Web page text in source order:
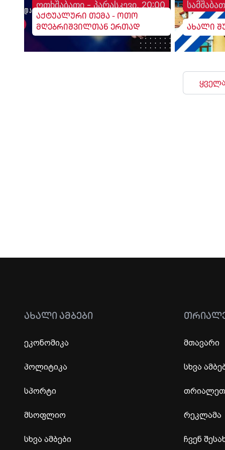
ოთხშაბათი - პარასკევი, 20:00
აქტუალური თემა - ოთო
მღებრიშვილთან ერთად
ახალი
ᲐᲮᲐᲚᲘ ᲐᲛᲑᲔᲑᲘ
ეკონომიკა
პოლიტიკა
სპორტი
მსოფლიო
სხვა ამბები
მთავარი
სხვა
რეკლამა
ჩვენ